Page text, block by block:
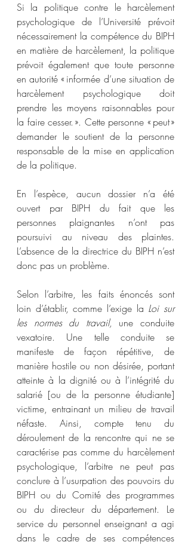
Si la politique contre le harcèlement
psychologique de l’Université prévoit
nécessairement la compétence du BIPH
en matière de harcèlement, la politique
prévoit également que toute personne
en autorité « informée d’une situation de
harcèlement psychologique doit
prendre les moyens raisonnables pour
la faire cesser. ». Cette personne « peut »
demander le soutient de la personne
responsable de la mise en application
de la politique.
En l’espèce, aucun dossier n’a été
ouvert par BIPH du fait que les
personnes plaignantes n’ont pas
poursuivi au niveau des plaintes.
L’absence de la directrice du BIPH n’est
donc pas un problème.
Selon l’arbitre, les faits énoncés sont
loin d’établir, comme l’exige la Loi sur
les normes du travail, une conduite
vexatoire. Une telle conduite se
manifeste de façon répétitive, de
manière hostile ou non désirée, portant
atteinte à la dignité ou à l’intégrité du
salarié [ou de la personne étudiante]
victime, entrainant un milieu de travail
néfaste. Ainsi, compte tenu du
déroulement de la rencontre qui ne se
caractérise pas comme du harcèlement
psychologique, l’arbitre ne peut pas
conclure à l’usurpation des pouvoirs du
BIPH ou du Comité des programmes
ou du directeur du département. Le
service du personnel enseignant a agi
dans le cadre de ses compétences